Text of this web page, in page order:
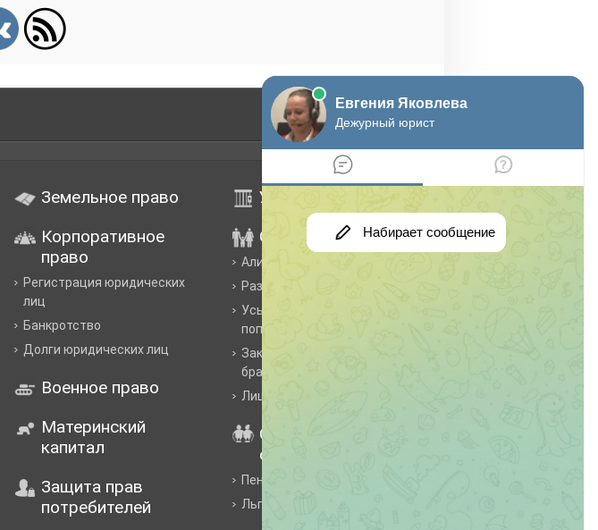
Земельное право
Корпоративное
право
Регистрация юридических
лиц
Банкротство
Долги юридических лиц
Военное право
Материнский
капитал
Защита прав
потребителей
Уголовное право
Семейное право
Алименты
Раздел имущества
Усыновление, опека,
попечительство
Заключение и расторжение
брака
Лишение родительских прав
Социальное
обеспечение
Пенсии и пособия
Льготы